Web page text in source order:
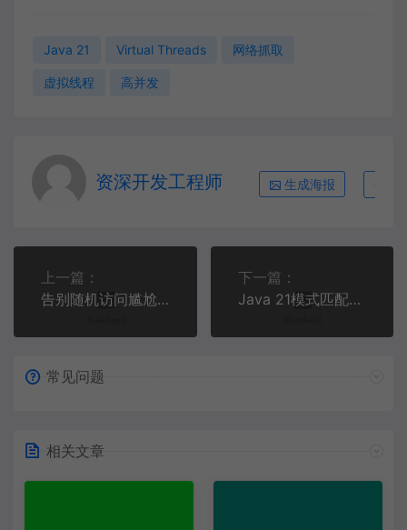
Java 21 Virtual Threads 网络抓取
虚拟线程 高并发
资深开发工程师 生成海报
上一篇：
告别随机访问尴尬：Java 21 Sequenced Collections让有序集合操作开箱即用
下一篇：
Java 21模式匹配与密封类实战：用类型安全构建零出错的表达式求值器
常见问题
相关文章